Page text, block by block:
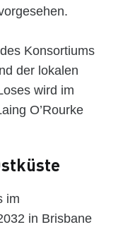
Konsortiums
der lokalen
wird im
O’Rourke
im
in Brisbane